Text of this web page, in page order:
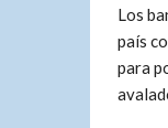
Los
país
para